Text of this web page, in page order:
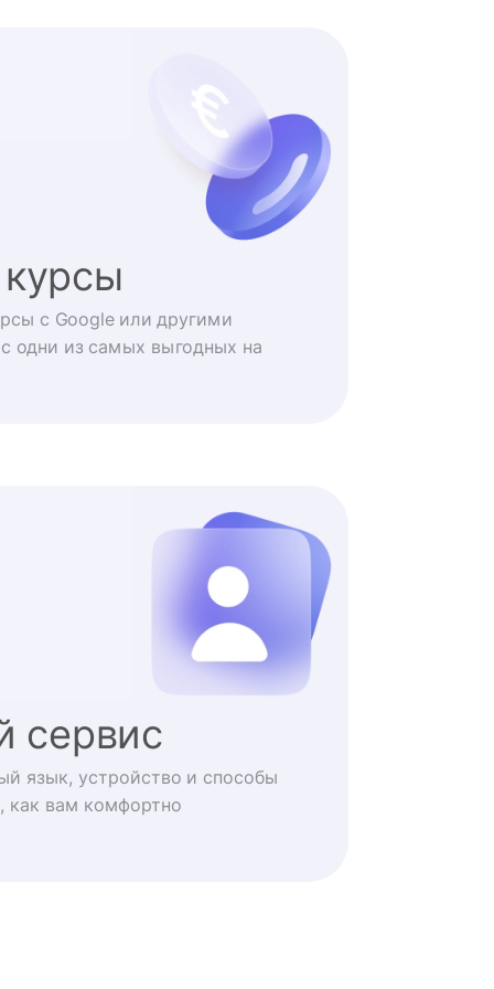
с Google или другими
одни из самых выгодных на
сервис
язык, устройство и способы
как вам комфортно